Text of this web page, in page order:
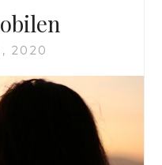
2020